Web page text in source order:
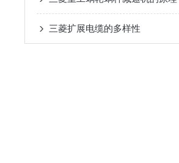
三菱扩展电缆的多样性